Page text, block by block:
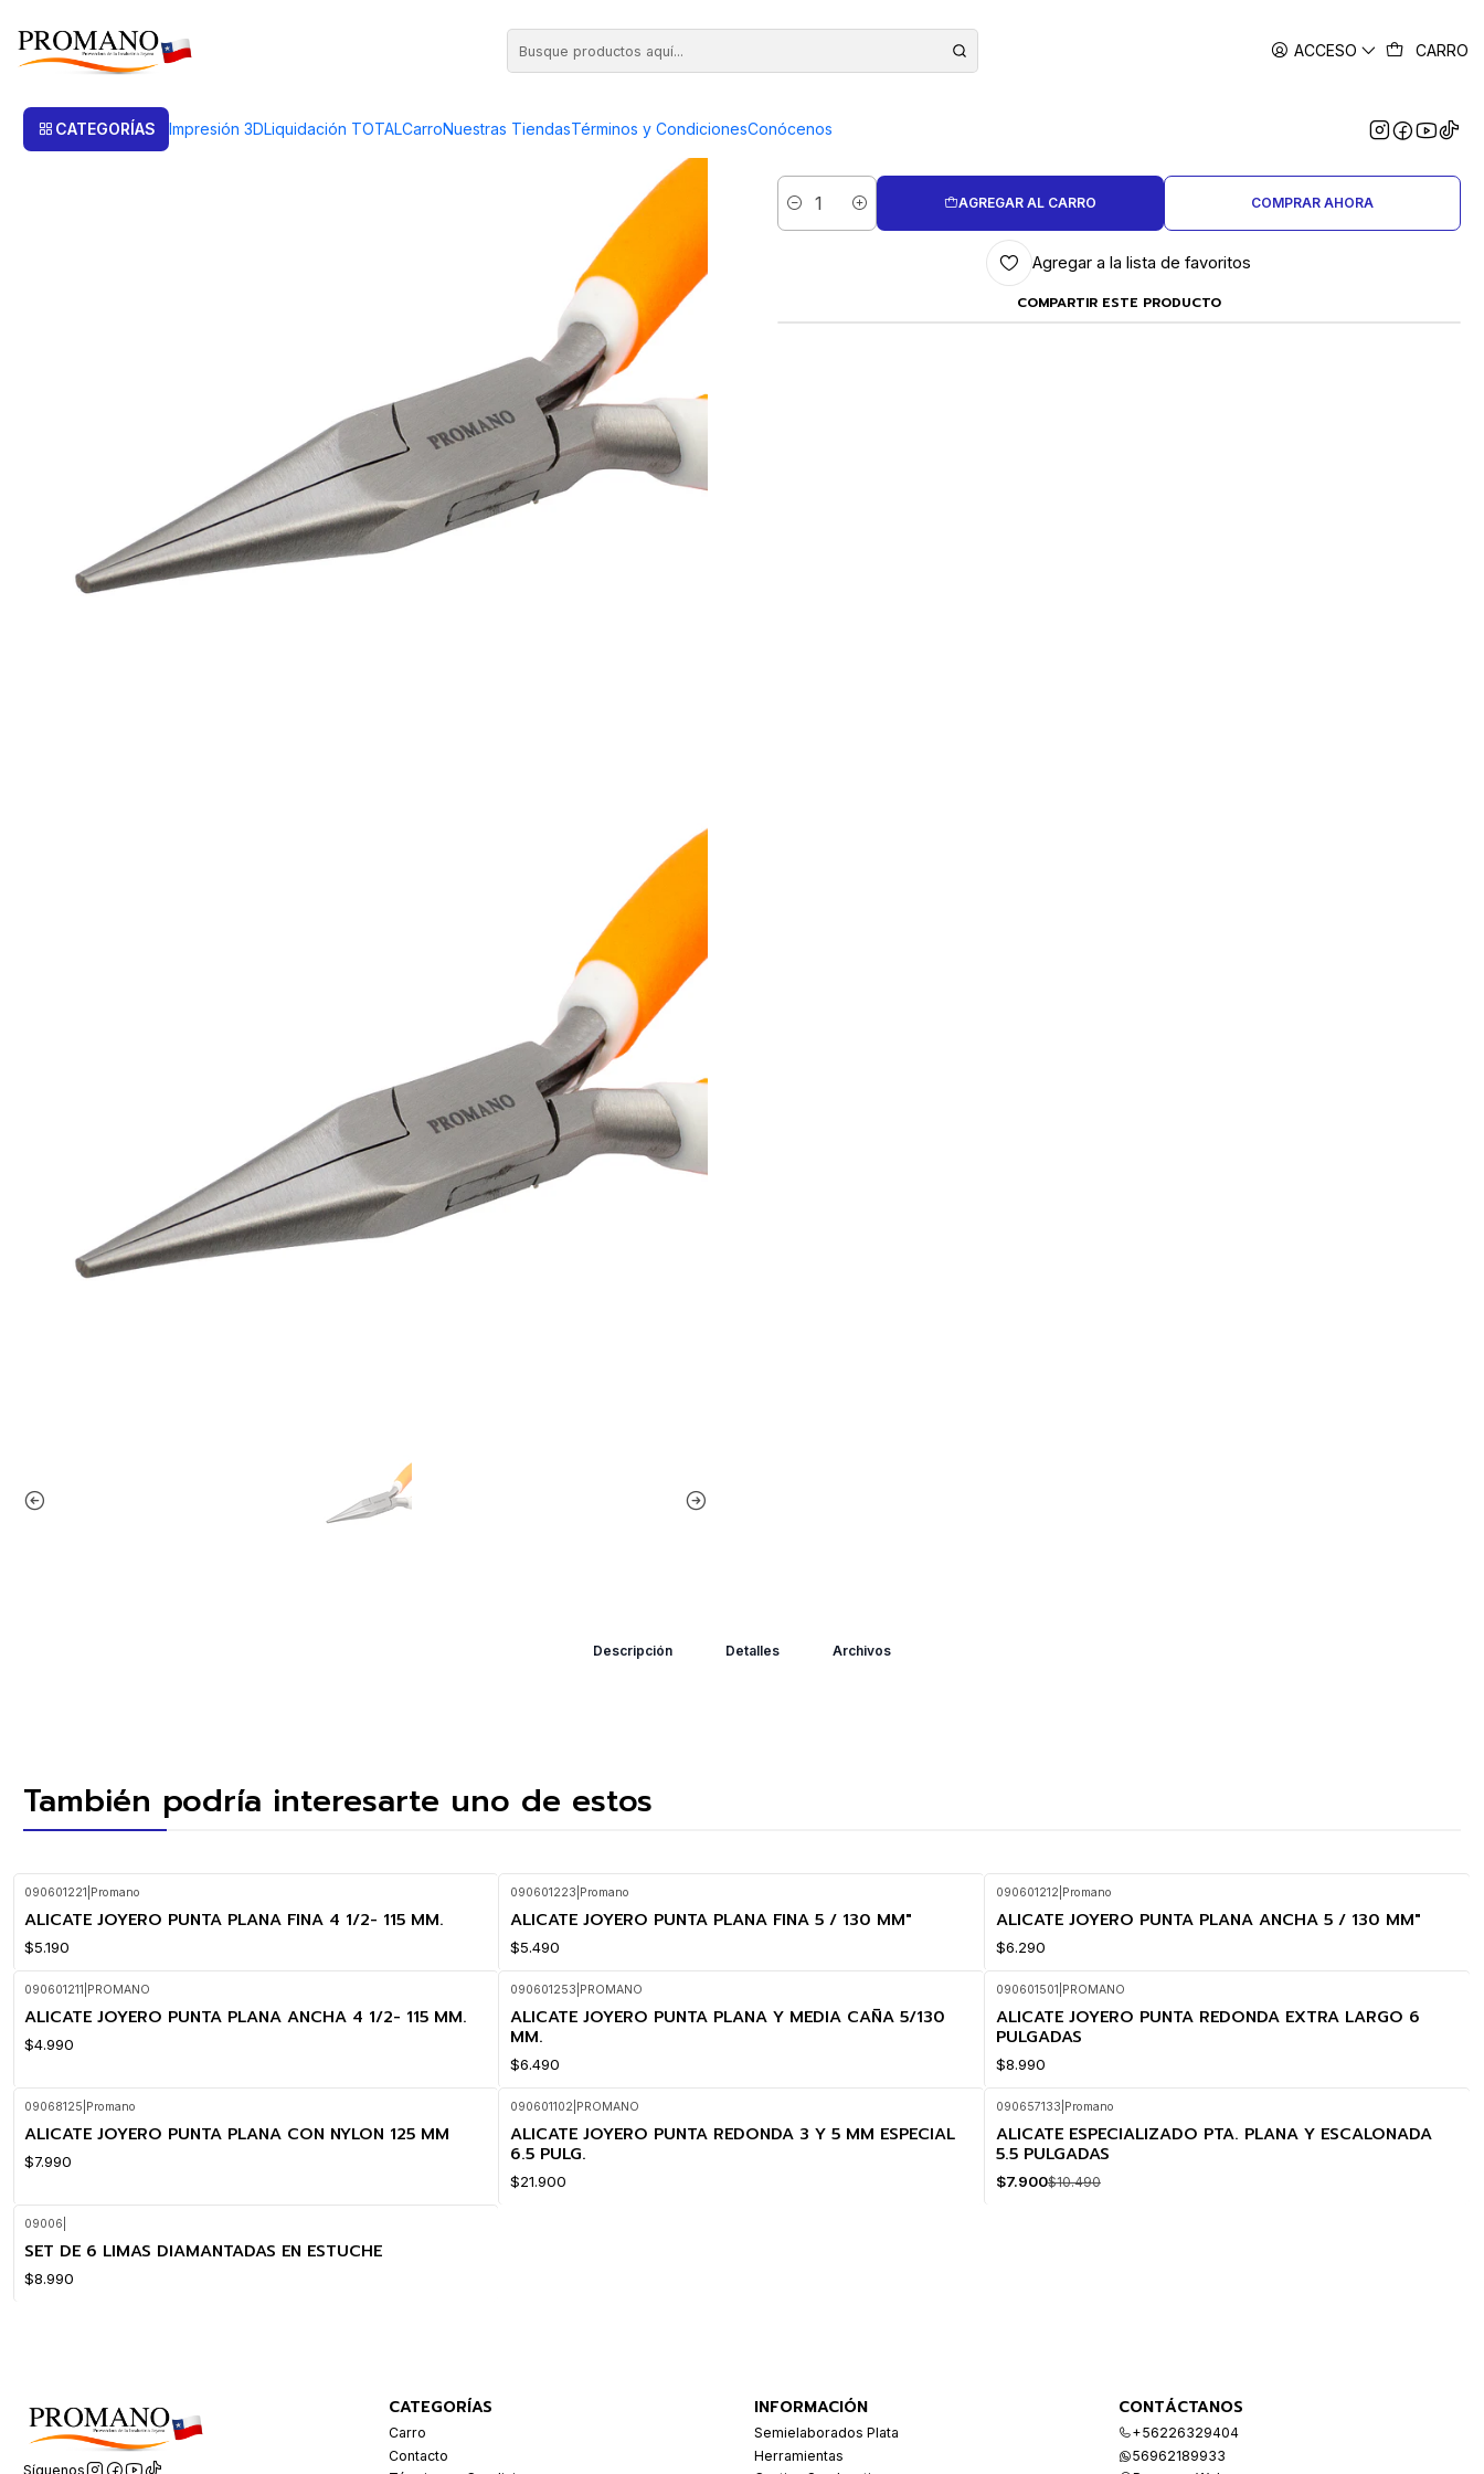
ACCESO CARRO
CATEGORÍAS Impresión 3DLiquidación TOTALCarroNuestras TiendasTérminos y CondicionesConócenos ALICATE JOYERO PUNTA PLANA FINA
Cantidad
AGREGAR AL CARRO COMPRAR AHORA
Agregar a la lista de favoritos
COMPARTIR ESTE PRODUCTO
Descripción Detalles Archivos
También podría interesarte uno de estos
090601221 Promano
ALICATE JOYERO PUNTA PLANA FINA 4 1/2- 115 MM.
$5.190
090601223 Promano
ALICATE JOYERO PUNTA PLANA FINA 5 / 130 MM"
$5.490
090601212 Promano
ALICATE JOYERO PUNTA PLANA ANCHA 5 / 130 MM"
$6.290
090601211 PROMANO
ALICATE JOYERO PUNTA PLANA ANCHA 4 1/2- 115 MM.
$4.990
090601253 PROMANO
ALICATE JOYERO PUNTA PLANA Y MEDIA CAÑA 5/130
MM.
$6.490
090601501 PROMANO
ALICATE JOYERO PUNTA REDONDA EXTRA LARGO 6
PULGADAS
$8.990
09068125 Promano
ALICATE JOYERO PUNTA PLANA CON NYLON 125 MM
$7.990
090601102 PROMANO
ALICATE JOYERO PUNTA REDONDA 3 Y 5 MM ESPECIAL
6.5 PULG.
$21.900
-25%
OFF
090657133 Promano
ALICATE ESPECIALIZADO PTA. PLANA Y ESCALONADA
5.5 PULGADAS
$7.900$10.490
09006
SET DE 6 LIMAS DIAMANTADAS EN ESTUCHE
$8.990
Síguenos
CATEGORÍAS
Carro
Contacto
INFORMACIÓN
Semielaborados Plata
Herramientas
CONTÁCTANOS
+56226329404
56962189933